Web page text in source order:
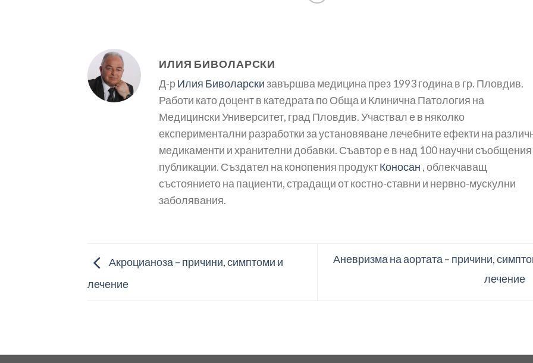
ИЛИЯ БИВОЛАРСКИ
Д-рИлия Биволарскизавършва медицина през 1993 година в гр. Пловдив.
Работи като доцент в катедрата по Обща и Клинична Патология на
Медицински Университет, град Пловдив. Участвал е в няколко
експериментални разработки за установяване лечебните ефекти на
медикаменти и хранителни добавки. Съавтор е в над 100 научни
публикации. Създател на конопения продуктКоносан , облекчаващ
състоянието на пациенти, страдащи от костно-ставни и нервно-мускулни
заболявания.
Акроцианоза – причини, симптоми и
лечение
Аневризма на аортата – причини,
лечение